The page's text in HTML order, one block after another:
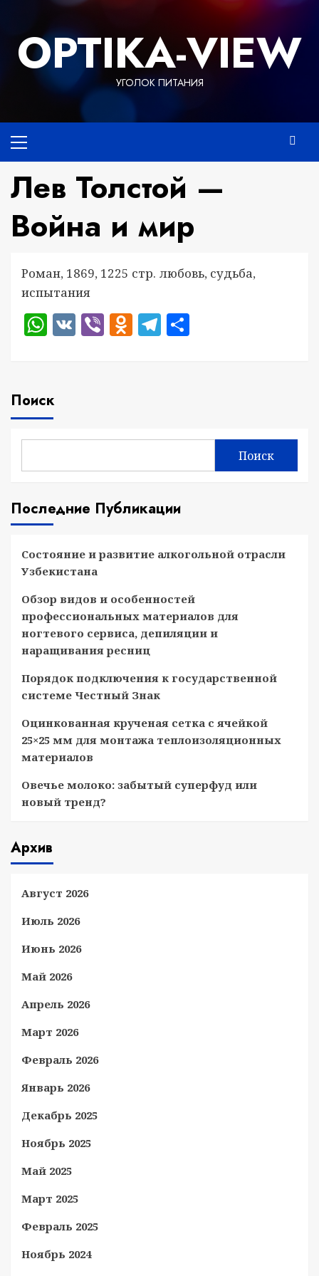
содержимому
OPTIKA-VIEW
УГОЛОК ПИТАНИЯ
меню
Лев Толстой —
Война и мир
Роман, 1869, 1225 стр. любовь, судьба,
испытания
WhatsApp
VKViberOdnoklassniki
Telegram
Поиск
Поиск
Последние Публикации
Состояние и развитие алкогольной отрасли
Узбекистана
Обзор видов и особенностей
профессиональных материалов для
ногтевого сервиса, депиляции и
наращивания ресниц
Порядок подключения к государственной
системе Честный Знак
Оцинкованная крученая сетка с ячейкой
25×25 мм для монтажа теплоизоляционных
материалов
Овечье молоко: забытый суперфуд или
новый тренд?
Архив
Август 2026
Июль 2026
Июнь 2026
Май 2026
Апрель 2026
Март 2026
Февраль 2026
Январь 2026
Декабрь 2025
Ноябрь 2025
Май 2025
Март 2025
Февраль 2025
Ноябрь 2024